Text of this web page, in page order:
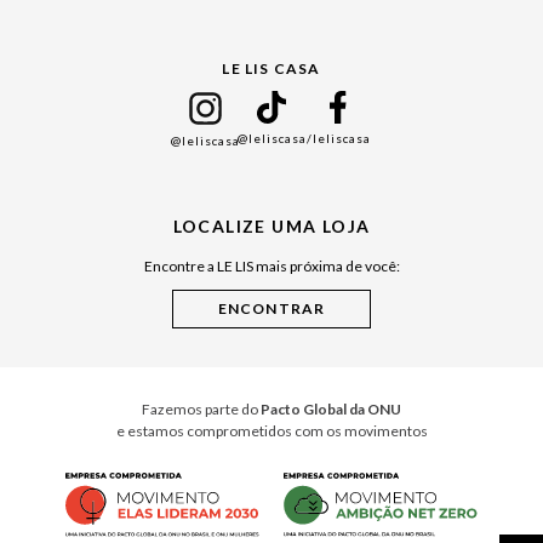
Cuidados Casa
LE LIS CASA
@leliscasa@leliscasa/leliscasa
LOCALIZE UMA LOJA
Encontre a LE LIS mais próxima de você:
Fazemos parte do Pacto Global da ONU
e estamos comprometidos com os movimentos